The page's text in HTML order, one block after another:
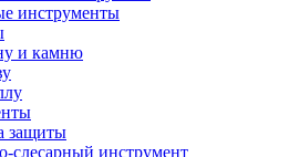
инструменты
и камню
защиты
слесарный инструмент